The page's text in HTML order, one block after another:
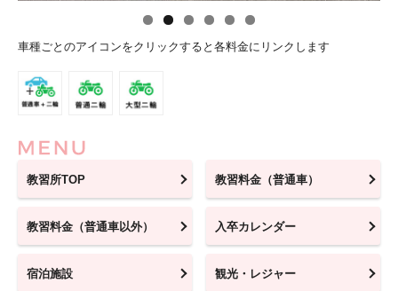
車種ごとのアイコンをクリックすると各料金にリンクします
教習所TOP 教習料金（普通車）
教習料金（普通車以外） 入卒カレンダー
宿泊施設 観光・レジャー